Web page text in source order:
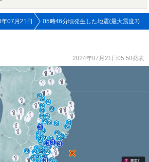
07月21日 05時46分頃発生した地震(最大震度3)
2024年07月21日05:50発表